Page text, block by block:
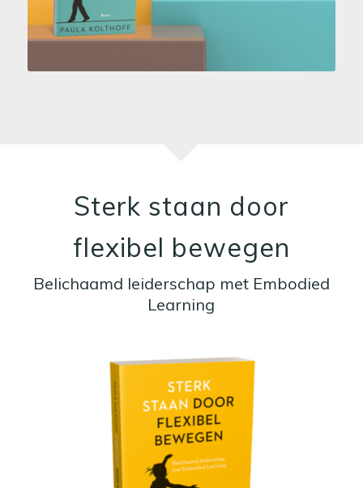
Sterk staan door
flexibel bewegen
Belichaamd leiderschap met Embodied
Learning